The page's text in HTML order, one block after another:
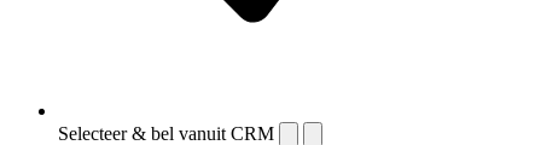
Selecteer & bel vanuit CRM